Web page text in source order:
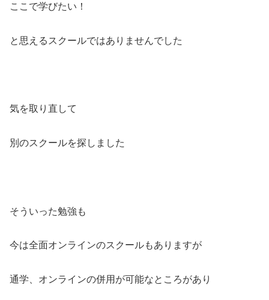
ここで学びたい！
と思えるスクールではありませんでした
気を取り直して
別のスクールを探しました
そういった勉強も
今は全面オンラインのスクールもありますが
通学、オンラインの併用が可能なところがあり